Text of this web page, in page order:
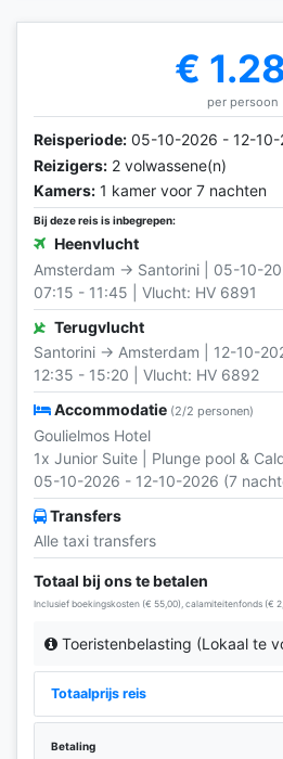
€
per persoon
Reisperiode: 05-10-2026 - 12-10-
Reizigers: 2 volwassene(n)
Kamers: 1 kamer voor 7 nachten
Bij deze reis is inbegrepen:
Heenvlucht
Amsterdam → Santorini | 05-10-
07:15 - 11:45 | Vlucht: HV 6891
Terugvlucht
Santorini → Amsterdam | 12-10-
12:35 - 15:20 | Vlucht: HV 6892
Accommodatie (2/2 personen)
Goulielmos Hotel
1x Junior Suite | Plunge pool &
05-10-2026 - 12-10-2026 (7
Transfers
Alle taxi transfers
Totaal bij ons te betalen
Inclusief boekingskosten (€ 55,00), calamiteitenfonds (€
Toeristenbelasting (Lokaal te
Totaalprijs reis
Betaling